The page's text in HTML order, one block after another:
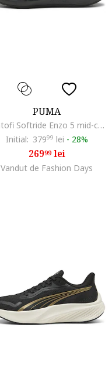
PUMA
Pantofi Softride Enzo 5 mid-cut pentru alegare, Albastru pastel/Negru/Fucsia
Initial: 37999 lei - 28%
26999lei
Vandut de Fashion Days